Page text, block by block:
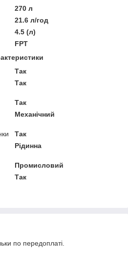
270 л
21.6 л/год
4.5 (л)
FPT
Так
Так
Так
Механічний
Так
Рідинна
Промисловий
Так
по передоплаті.